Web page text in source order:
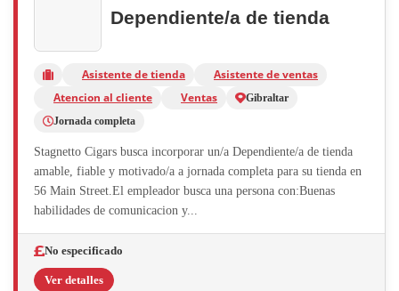
Dependiente/a de tienda
Asistente de tienda
Asistente de ventas
Atencion al cliente
Ventas
Gibraltar
Jornada completa
Stagnetto Cigars busca incorporar un/a Dependiente/a de tienda
amable, fiable y motivado/a a jornada completa para su tienda en
56 Main Street.El empleador busca una persona con:Buenas
habilidades de comunicacion y...
No especificado
Ver detalles